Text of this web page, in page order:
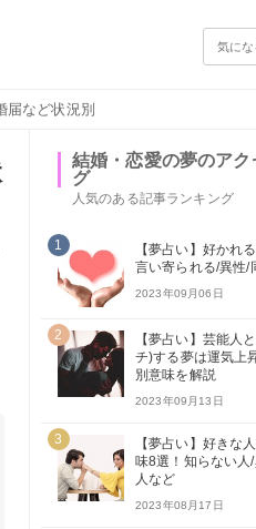
届など状況別
結婚・恋愛の夢のア
グ
人気のある記事ランキング
1
【夢占い】好かれ
言い寄られる/異性/
2023年09月06日
2
【夢占い】芸能人
チ)する夢は運気上
別意味を解説
2023年09月13日
3
【夢占い】好きな
味8選！知らない人
人など
2023年08月17日